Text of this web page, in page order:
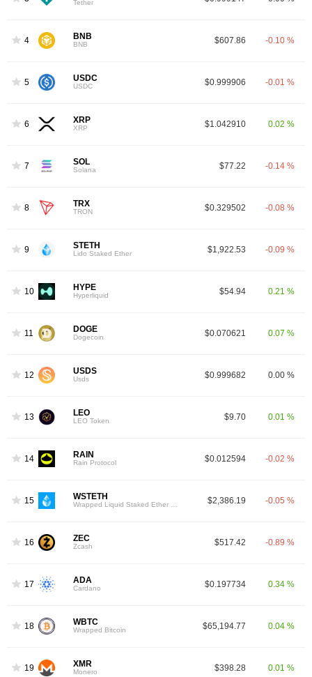
Tether
4 BNB
BNB $607.86 -0.10 %
5 USDC
USDC $0.999906 -0.01 %
6 XRP
XRP $1.042910 0.02 %
7 SOL
Solana $77.22 -0.14 %
8 TRX
TRON $0.329502 -0.08 %
9 STETH
Lido Staked Ether $1,922.53 -0.09 %
10 HYPE
Hyperliquid $54.94 0.21 %
11 DOGE
Dogecoin $0.070621 0.07 %
12 USDS
Usds $0.999682 0.00 %
13 LEO
LEO Token $9.70 0.01 %
14 RAIN
Rain Protocol $0.012594 -0.02 %
15 WSTETH $2,386.19 -0.05 %
16 ZEC
Zcash $517.42 -0.89 %
17 ADA
Cardano $0.197734 0.34 %
18 WBTC
Wrapped Bitcoin $65,194.77 0.04 %
19 XMR
Monero $398.28 0.01 %